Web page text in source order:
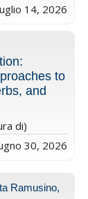
14, 2026
to
and
di)
30, 2026